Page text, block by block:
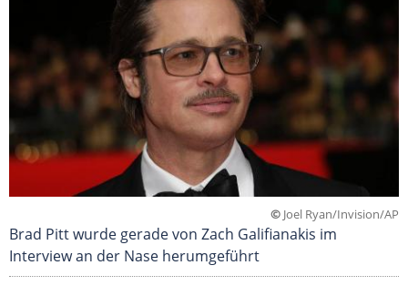
© Joel Ryan/Invision/AP
Brad Pitt wurde gerade von Zach Galifianakis im
Interview an der Nase herumgeführt